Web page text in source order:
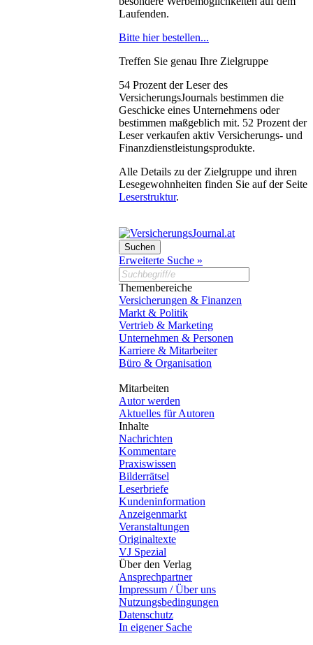
Laufenden.
Bitte hier bestellen...
Treffen Sie genau Ihre Zielgruppe
54 Prozent der Leser des
VersicherungsJournals bestimmen die
Geschicke eines Unternehmens oder
bestimmen maßgeblich mit. 52 Prozent der
Leser verkaufen aktiv Versicherungs- und
Finanzdienstleistungsprodukte.
Alle Details zu der Zielgruppe und ihren
Lesegewohnheiten finden Sie auf der Seite
Leserstruktur.
Erweiterte Suche »
Themenbereiche
Versicherungen & Finanzen
Markt & Politik
Vertrieb & Marketing
Unternehmen & Personen
Karriere & Mitarbeiter
Büro & Organisation
Mitarbeiten
Autor werden
Aktuelles für Autoren
Inhalte
Nachrichten
Kommentare
Praxiswissen
Bilderrätsel
Leserbriefe
Kundeninformation
Anzeigenmarkt
Veranstaltungen
Originaltexte
VJ Spezial
Über den Verlag
Ansprechpartner
Impressum / Über uns
Nutzungsbedingungen
Datenschutz
In eigener Sache